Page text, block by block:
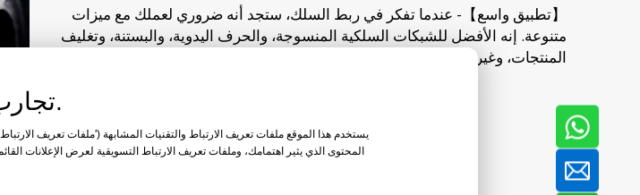
【تطبيق واسع】- عندما تفكر في ربط السلك، ستجد أنه ضروري لعملك مع ميزات
متنوعة. إنه الأفضل للشبكات السلكية المنسوجة، والحرف اليدوية، والبستنة، وتغليف
المنتجات، وغيرها من المجالات.
تجارب شخصية في السيطرة الكاملة.
يستخدم هذا الموقع ملفات تعريف الارتباط والتقنيات المشابهة ('ملفات تعريف
المحتوى الذي يثير اهتمامك، وملفات تعريف الارتباط التسويقية لعرض الإعلانات